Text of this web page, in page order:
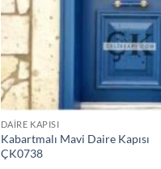
DAIRE KAPISI
Kabartmalı Mavi Daire Kapısı
ÇK0738